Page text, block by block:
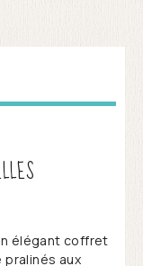
élégant coffret
aux